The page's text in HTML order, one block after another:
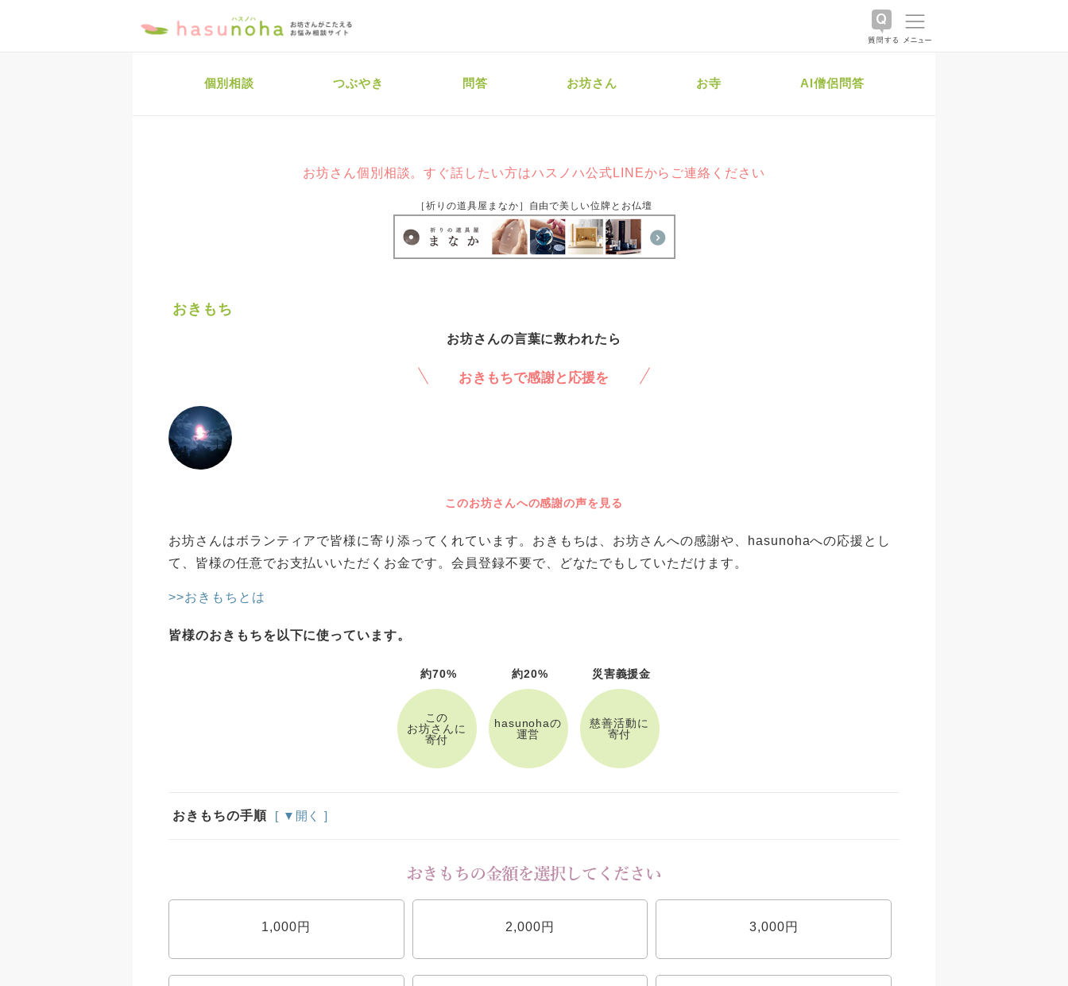
個別相談 つぶやき 問答 お坊さん お寺 AI僧侶問答
お坊さん個別相談。すぐ話したい方はハスノハ公式LINEからご連絡ください
［祈りの道具屋まなか］自由で美しい位牌とお仏壇
おきもち
お坊さんの言葉に救われたら
おきもちで感謝と応援を
このお坊さんへの感謝の声を見る
お坊さんはボランティアで皆様に寄り添ってくれています。おきもちは、お坊さんへの感謝や、hasunohaへの応援とし
て、皆様の任意でお支払いいただくお金です。会員登録不要で、どなたでもしていただけます。
>>おきもちとは
皆様のおきもちを以下に使っています。
約70%
この
お坊さんに
寄付
約20%
hasunohaの
運営
災害義援金
慈善活動に
寄付
おきもちの手順 [ ▼開く ]
1,000円 2,000円 3,000円